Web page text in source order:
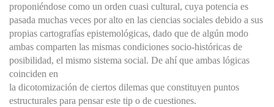
proponiéndose como un orden cuasi cultural, cuya potencia es
pasada muchas veces por alto en las ciencias sociales debido a sus
propias cartografías epistemológicas, dado que de algún modo
ambas comparten las mismas condiciones socio-históricas de
posibilidad, el mismo sistema social. De ahí que ambas lógicas
coinciden en
la dicotomización de ciertos dilemas que constituyen puntos
estructurales para pensar este tip o de cuestiones.